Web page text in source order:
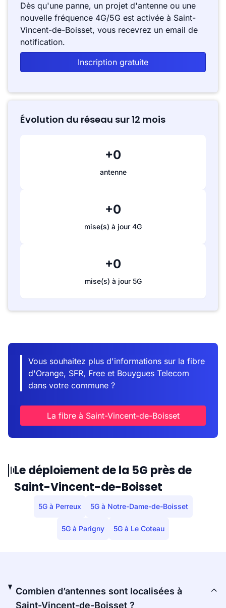
Dès qu'une panne, un projet d'antenne ou une
nouvelle fréquence 4G/5G est activée à Saint-
Vincent-de-Boisset, vous recevrez un email de
notification.
Inscription gratuite
Évolution du réseau sur 12 mois
+0
antenne
+0
mise(s) à jour 4G
+0
mise(s) à jour 5G
Vous souhaitez plus d'informations sur la fibre
d'Orange, SFR, Free et Bouygues Telecom
dans votre commune ?
La fibre à Saint-Vincent-de-Boisset
Le déploiement de la 5G près de
Saint-Vincent-de-Boisset
5G à Perreux 5G à Notre-Dame-de-Boisset
5G à Parigny 5G à Le Coteau
Combien d’antennes sont localisées à
Saint-Vincent-de-Boisset ?